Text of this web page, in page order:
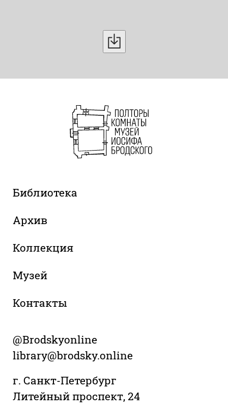
Библиотека
Архив
Коллекция
Музей
Контакты
@Brodskyonline
library@brodsky.online
г. Санкт-Петербург
Литейный проспект, 24